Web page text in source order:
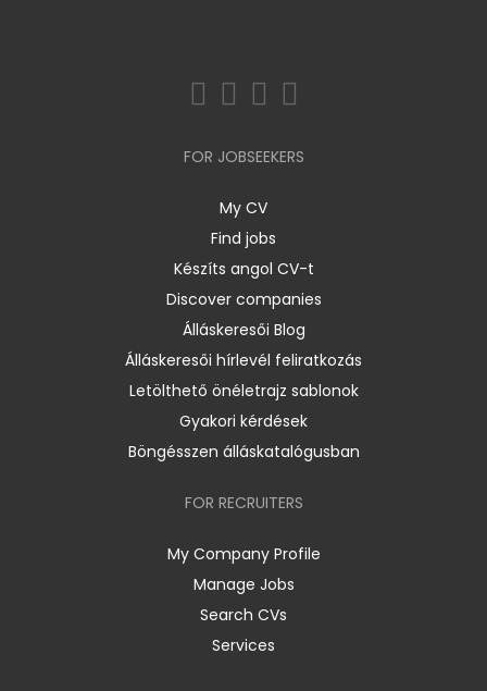
FOR JOBSEEKERS
My CV
Find jobs
Készíts angol CV-t
Discover companies
Álláskeresői Blog
Álláskeresői hírlevél feliratkozás
Letölthető önéletrajz sablonok
Gyakori kérdések
Böngésszen álláskatalógusban
FOR RECRUITERS
My Company Profile
Manage Jobs
Search CVs
Services